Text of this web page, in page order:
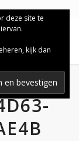
deze site te
kijk dan